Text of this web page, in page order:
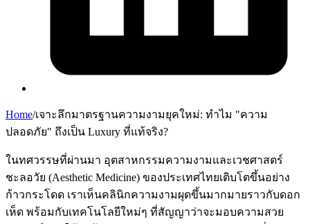
Home/เจาะลึกมาตรฐานความงามยุคใหม่: ทำไม "ความ
ปลอดภัย" ถึงเป็น Luxury ที่แท้จริง?
ในทศวรรษที่ผ่านมา อุตสาหกรรมความงามและเวชศาสตร์
ชะลอวัย (Aesthetic Medicine) ของประเทศไทยเติบโตขึ้นอย่าง
ก้าวกระโดด เราเห็นคลินิกความงามผุดขึ้นมากมายราวกับดอก
เห็ด พร้อมกับเทคโนโลยีใหม่ๆ ที่สัญญาว่าจะมอบความสวย